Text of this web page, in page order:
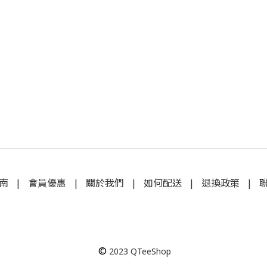
| 會員優惠 | 關於我們 | 如何配送| 退換政策 |
© 2023 QTeeShop